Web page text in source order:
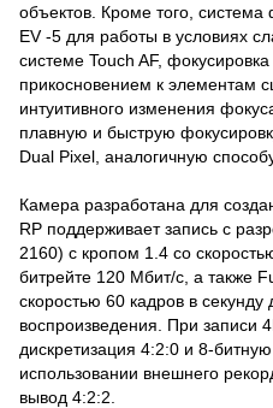
объектов. Кроме того, система
EV -5 для работы в условиях
системе Touch AF,
прикосновением к элементам
интуитивного изменения
плавную и быструю
Dual Pixel, аналогичную
Камера разработана для
RP поддерживает запись с
2160) с кропом 1.4 со
битрейте 120 Мбит/с, а также
скоростью 60 кадров в
воспроизведения. При записи
дискретизация 4:2:0 и 8-
использовании внешнего
вывод 4:2:2.